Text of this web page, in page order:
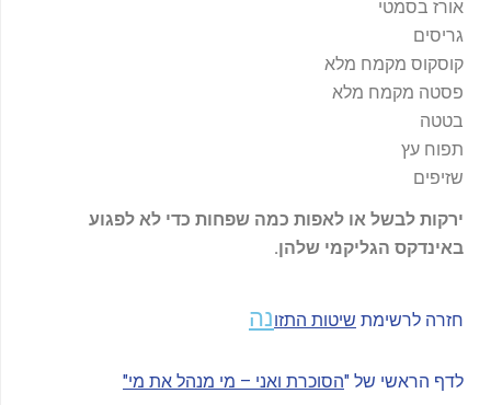
אורז בסמטי
גריסים
קוסקוס מקמח מלא
פסטה מקמח מלא
בטטה
תפוח עץ
שזיפים
ירקות לבשל או לאפות כמה שפחות כדי לא לפגוע
באינדקס הגליקמי שלהן.
חזרה לרשימת שיטות התזונה
לדף הראשי של "הסוכרת ואני – מי מנהל את מי"